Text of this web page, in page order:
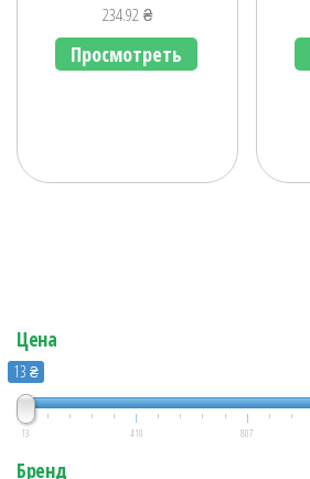
234.92 ₴
Просмотреть
Цена
13 ₴
13 410 807
Бренд